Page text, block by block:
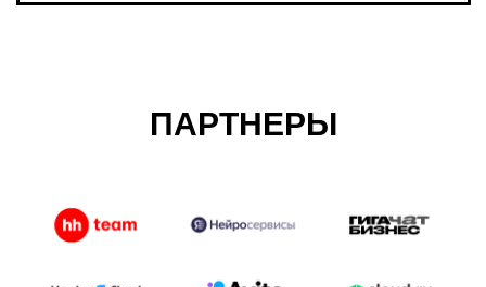
ПАРТНЕРЫ